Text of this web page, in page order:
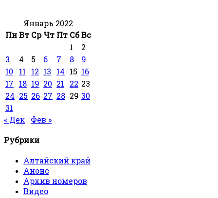
Январь 2022
ПнВт Ср Чт Пт СбВс
1
2
3
4 5 6 7 8
9
10
11 12 13 14 15 16
17
18 19 20 21 22 23
24 25 26 27 28 29 30
31
« Дек
Фев »
Рубрики
Алтайский край
Анонс
Архив номеров
Видео